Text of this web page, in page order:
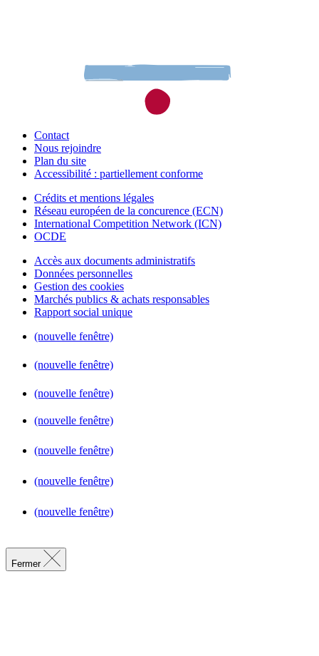
Contact
Nous rejoindre
Plan du site
Accessibilité : partiellement conforme
Crédits et mentions légales
Réseau européen de la concurence (ECN)
International Competition Network (ICN)
OCDE
Accès aux documents administratifs
Données personnelles
Gestion des cookies
Marchés publics & achats responsables
Rapport social unique
(nouvelle fenêtre)
(nouvelle fenêtre)
(nouvelle fenêtre)
(nouvelle fenêtre)
(nouvelle fenêtre)
(nouvelle fenêtre)
(nouvelle fenêtre)
Fermer